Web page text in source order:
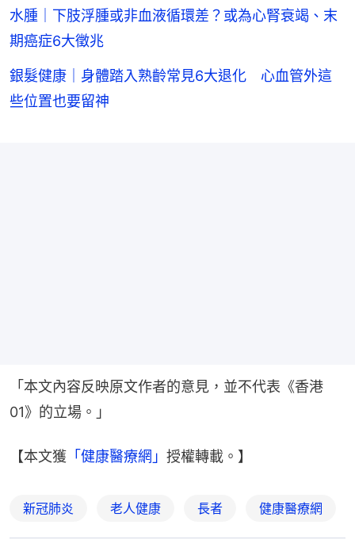
水腫｜下肢浮腫或非血液循環差？或為心腎衰竭、末
期癌症6大徵兆
銀髮健康｜身體踏入熟齡常見6大退化 心血管外這
些位置也要留神
「本文內容反映原文作者的意見，並不代表《香港
01》的立場。」
【本文獲 「健康醫療網」 授權轉載。】
新冠肺炎 老人健康 長者 健康醫療網